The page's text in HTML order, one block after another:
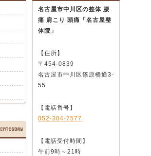
名古屋市中川区の整体 腰
痛 肩こり 頭痛 「名古屋整
体院」
【住所】
〒454-0839
名古屋市中川区篠原橋通3-
55
【電話番号】
052-304-7577
【電話受付時間】
午前9時～21時
CATEGORY